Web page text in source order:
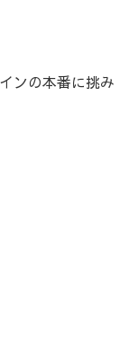
ンの本番に挑み